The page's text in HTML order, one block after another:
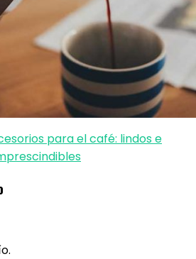
para el café: lindos e